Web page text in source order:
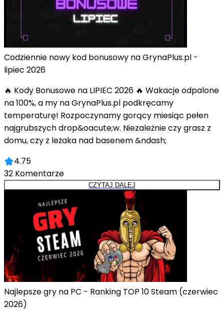
Codziennie nowy kod bonusowy na GrynaPlus.pl -
lipiec 2026
🔥 Kody Bonusowe na LIPIEC 2026 🔥 Wakacje odpalone
na 100%, a my na GrynaPlus.pl podkręcamy
temperaturę! Rozpoczynamy gorący miesiąc pełen
najgrubszych drop&oacute;w. Niezależnie czy grasz z
domu, czy z leżaka nad basenem &ndash;
4.75
32 Komentarze
CZYTAJ DALEJ
Najlepsze gry na PC - Ranking TOP 10 Steam (czerwiec
2026)